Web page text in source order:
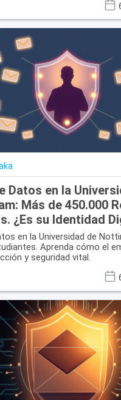
Datos en la
Más de 450.000
¿Es su Identidad
en la Universidad de
Aprenda cómo el
y seguridad vital.